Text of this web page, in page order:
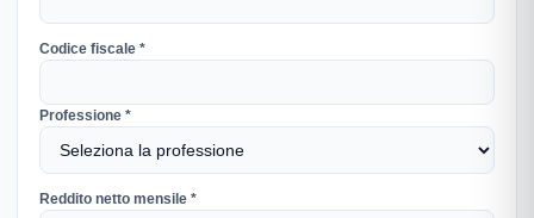
Codice fiscale *
Professione *
Reddito netto mensile *